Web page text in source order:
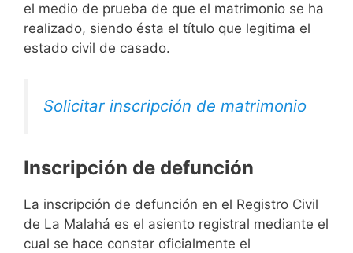
el medio de prueba de que el matrimonio se ha
realizado, siendo ésta el título que legitima el
estado civil de casado.
Solicitar inscripción de matrimonio
Inscripción de defunción
La inscripción de defunción en el Registro Civil
de La Malahá es el asiento registral mediante el
cual se hace constar oficialmente el